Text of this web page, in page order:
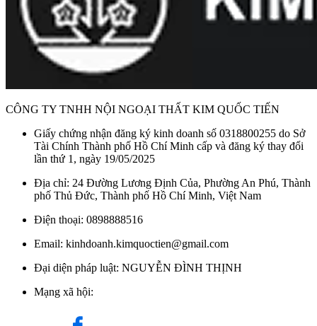
CÔNG TY TNHH NỘI NGOẠI THẤT KIM QUỐC TIẾN
Giấy chứng nhận đăng ký kinh doanh số 0318800255 do Sở
Tài Chính Thành phố Hồ Chí Minh cấp và đăng ký thay đổi
lần thứ 1, ngày 19/05/2025
Địa chỉ: 24 Đường Lương Định Của, Phường An Phú, Thành
phố Thủ Đức, Thành phố Hồ Chí Minh, Việt Nam
Điện thoại: 0898888516
Email: kinhdoanh.kimquoctien@gmail.com
Đại diện pháp luật: NGUYỄN ĐÌNH THỊNH
Mạng xã hội: